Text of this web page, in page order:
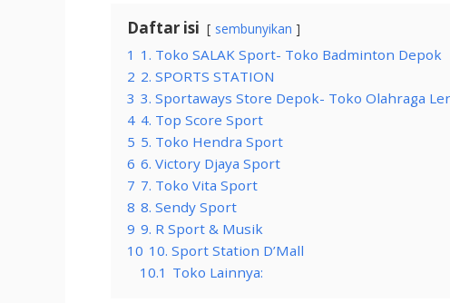
Daftar isi sembunyikan
1 1. Toko SALAK Sport- Toko Badminton Depok
2 2. SPORTS STATION
3 3. Sportaways Store Depok- Toko Olahraga
4 4. Top Score Sport
5 5. Toko Hendra Sport
6 6. Victory Djaya Sport
7 7. Toko Vita Sport
8 8. Sendy Sport
9 9. R Sport & Musik
10 10. Sport Station D’Mall
10.1 Toko Lainnya: